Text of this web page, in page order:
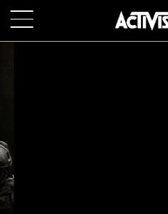
SKIP TO MAIN CONTENT